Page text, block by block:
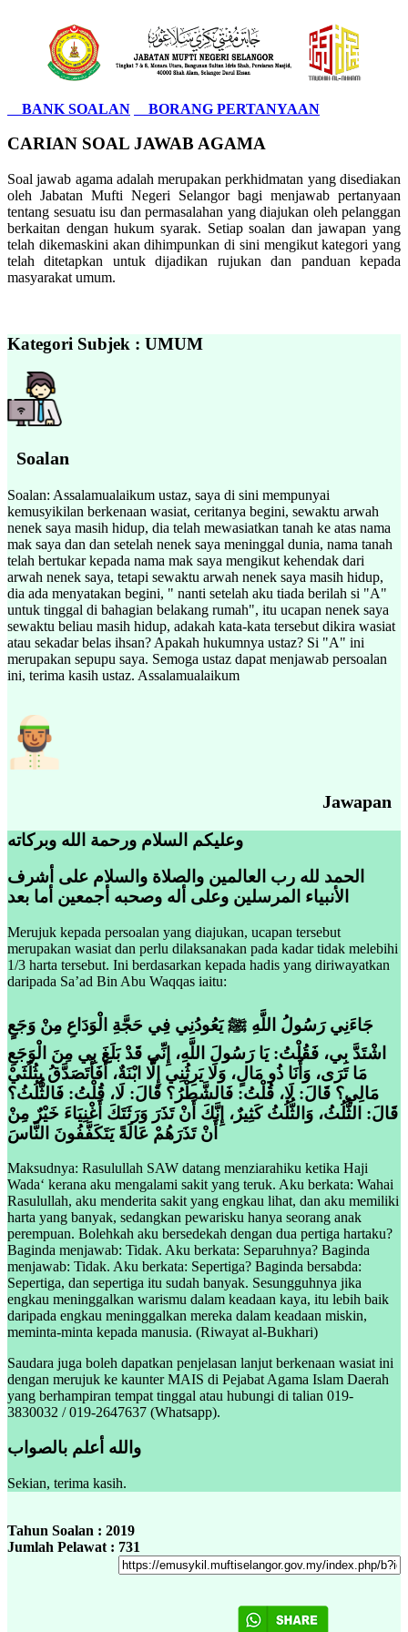
BANK SOALAN BORANG PERTANYAAN
CARIAN SOAL JAWAB AGAMA
Soal jawab agama adalah merupakan perkhidmatan yang disediakan
oleh Jabatan Mufti Negeri Selangor bagi menjawab pertanyaan
tentang sesuatu isu dan permasalahan yang diajukan oleh pelanggan
berkaitan dengan hukum syarak. Setiap soalan dan jawapan yang
telah dikemaskini akan dihimpunkan di sini mengikut kategori yang
telah ditetapkan untuk dijadikan rujukan dan panduan kepada
masyarakat umum.
Kategori Subjek : UMUM
Soalan
Soalan: Assalamualaikum ustaz, saya di sini mempunyai
kemusyikilan berkenaan wasiat, ceritanya begini, sewaktu arwah
nenek saya masih hidup, dia telah mewasiatkan tanah ke atas nama
mak saya dan dan setelah nenek saya meninggal dunia, nama tanah
telah bertukar kepada nama mak saya mengikut kehendak dari
arwah nenek saya, tetapi sewaktu arwah nenek saya masih hidup,
dia ada menyatakan begini, " nanti setelah aku tiada berilah si "A"
untuk tinggal di bahagian belakang rumah", itu ucapan nenek saya
sewaktu beliau masih hidup, adakah kata-kata tersebut dikira wasiat
atau sekadar belas ihsan? Apakah hukumnya ustaz? Si "A" ini
merupakan sepupu saya. Semoga ustaz dapat menjawab persoalan
ini, terima kasih ustaz. Assalamualaikum
Jawapan
الحمد لله رب العالمين والصلاة والسلام على أشرف
الأنبياء المرسلين وعلى أله وصحبه أجمعين أما بعد
Merujuk kepada persoalan yang diajukan, ucapan tersebut
merupakan wasiat dan perlu dilaksanakan pada kadar tidak melebihi
1/3 harta tersebut. Ini berdasarkan kepada hadis yang diriwayatkan
daripada Sa’ad Bin Abu Waqqas iaitu:
جَاءَنِي رَسُولُ اللَّهِ ﷺ يَعُودُنِي فِي حَجَّةِ الْوَدَاعِ مِنْ وَجَعٍ
اشْتَدَّ بِي، فَقُلْتُ: يَا رَسُولَ اللَّهِ، إِنِّي قَدْ بَلَغَ بِي مِنَ الْوَجَعِ
مَا تَرَى، وَأَنَا ذُو مَالٍ، وَلَا يَرِثُنِي إِلَّا ابْنَةٌ، أَفَأَتَصَدَّقُ بِثُلُثَيْ
مَالِي؟ قَالَ: لَا، قُلْتُ: فَالشَّطْرُ؟ قَالَ: لَا، قُلْتُ: فَالثُّلُثُ؟
قَالَ: الثُّلُثُ، وَالثُّلُثُ كَثِيرٌ، إِنَّكَ أَنْ تَذَرَ وَرَثَتَكَ أَغْنِيَاءَ خَيْرٌ مِنْ
أَنْ تَذَرَهُمْ عَالَةً يَتَكَفَّفُونَ النَّاسَ
Maksudnya: Rasulullah SAW datang menziarahiku ketika Haji
Wada‘ kerana aku mengalami sakit yang teruk. Aku berkata: Wahai
Rasulullah, aku menderita sakit yang engkau lihat, dan aku memiliki
harta yang banyak, sedangkan pewarisku hanya seorang anak
perempuan. Bolehkah aku bersedekah dengan dua pertiga hartaku?
Baginda menjawab: Tidak. Aku berkata: Separuhnya? Baginda
menjawab: Tidak. Aku berkata: Sepertiga? Baginda bersabda:
Sepertiga, dan sepertiga itu sudah banyak. Sesungguhnya jika
engkau meninggalkan warismu dalam keadaan kaya, itu lebih baik
daripada engkau meninggalkan mereka dalam keadaan miskin,
meminta-minta kepada manusia. (Riwayat al-Bukhari)
Saudara juga boleh dapatkan penjelasan lanjut berkenaan wasiat ini
dengan merujuk ke kaunter MAIS di Pejabat Agama Islam Daerah
yang berhampiran tempat tinggal atau hubungi di talian 019-
3830032 / 019-2647637 (Whatsapp).
والله أعلم بالصواب
Sekian, terima kasih.
Tahun Soalan : 2019
Jumlah Pelawat : 731